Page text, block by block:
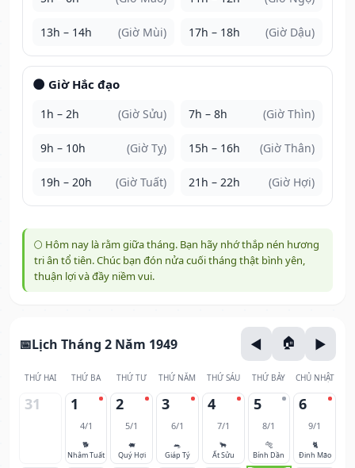
13h – 14h (Giờ Mùi) 17h – 18h (Giờ Dậu)
🌑 Giờ Hắc đạo
1h – 2h (Giờ Sửu) 7h – 8h (Giờ Thìn)
9h – 10h (Giờ Tỵ) 15h – 16h (Giờ Thân)
19h – 20h (Giờ Tuất) 21h – 22h (Giờ Hợi)
🌕 Hôm nay là rằm giữa tháng. Bạn hãy nhớ thắp nén hương
tri ân tổ tiên. Chúc bạn đón nửa cuối tháng thật bình yên,
thuận lợi và đầy niềm vui.
Lịch Tháng 2 Năm 1949
THỨ HAI THỨ BA THỨ TƯ THỨ NĂM THỨ SÁU THỨ BẢY CHỦ NHẬT
31 1
4/1
🐕
Nhâm Tuất
2
5/1
🐖
Quý Hợi
3
6/1
🐀
Giáp Tý
4
7/1
🐂
Ất Sửu
5
8/1
🐅
Bính Dần
6
9/1
🐈
Đinh Mão